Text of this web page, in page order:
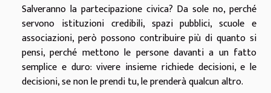
Salveranno la partecipazione civica? Da sole no, perché
servono istituzioni credibili, spazi pubblici, scuole e
associazioni, però possono contribuire più di quanto si
pensi, perché mettono le persone davanti a un fatto
semplice e duro: vivere insieme richiede decisioni, e le
decisioni, se non le prendi tu, le prenderà qualcun altro.